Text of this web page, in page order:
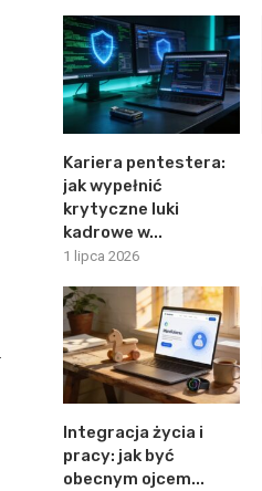
Kariera pentestera:
jak wypełnić
krytyczne luki
kadrowe w...
1 lipca 2026
Integracja życia i
pracy: jak być
obecnym ojcem...